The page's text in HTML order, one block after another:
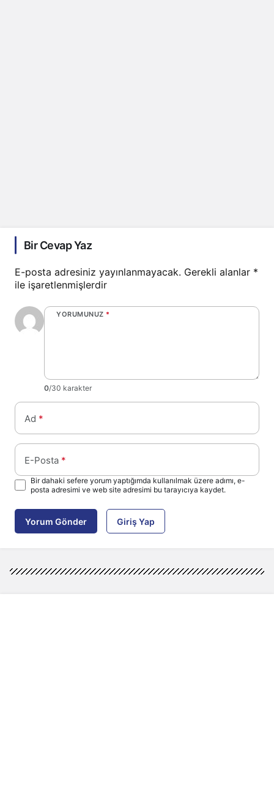
Bir Cevap Yaz
E-posta adresiniz yayınlanmayacak. Gerekli alanlar *
ile işaretlenmişlerdir
YORUMUNUZ *
0/30 karakter
Ad *
E-Posta *
Bir dahaki sefere yorum yaptığımda kullanılmak üzere adımı, e-
posta adresimi ve web site adresimi bu tarayıcıya kaydet.
Yorum Gönder Giriş Yap